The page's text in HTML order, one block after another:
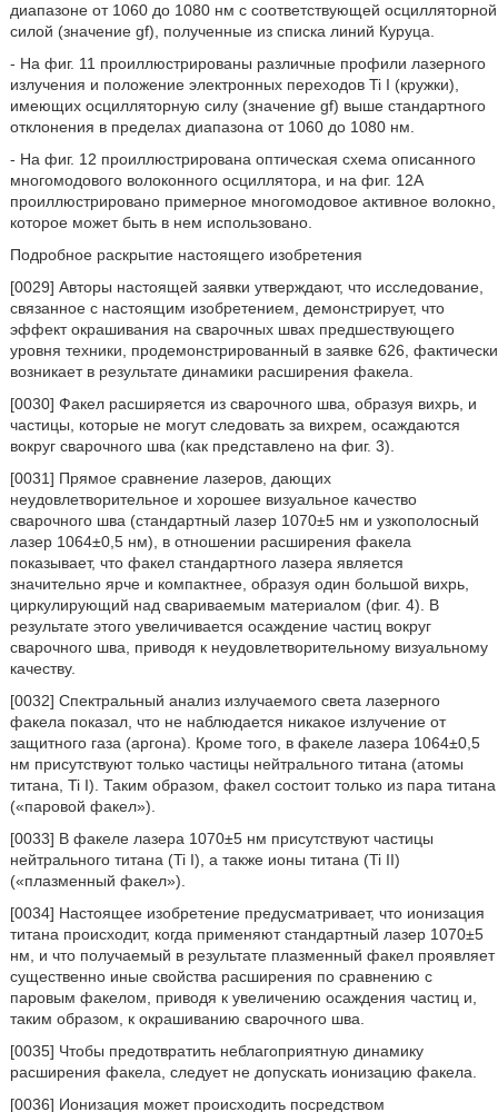
диапазоне от 1060 до 1080 нм с соответствующей осцилляторной
силой (значение gf), полученные из списка линий Куруца.
- На фиг. 11 проиллюстрированы различные профили лазерного
излучения и положение электронных переходов Ti I (кружки),
имеющих осцилляторную силу (значение gf) выше стандартного
отклонения в пределах диапазона от 1060 до 1080 нм.
- На фиг. 12 проиллюстрирована оптическая схема описанного
многомодового волоконного осциллятора, и на фиг. 12А
проиллюстрировано примерное многомодовое активное волокно,
которое может быть в нем использовано.
Подробное раскрытие настоящего изобретения
[0029] Авторы настоящей заявки утверждают, что исследование,
связанное с настоящим изобретением, демонстрирует, что
эффект окрашивания на сварочных швах предшествующего
уровня техники, продемонстрированный в заявке 626, фактически
возникает в результате динамики расширения факела.
[0030] Факел расширяется из сварочного шва, образуя вихрь, и
частицы, которые не могут следовать за вихрем, осаждаются
вокруг сварочного шва (как представлено на фиг. 3).
[0031] Прямое сравнение лазеров, дающих
неудовлетворительное и хорошее визуальное качество
сварочного шва (стандартный лазер 1070±5 нм и узкополосный
лазер 1064±0,5 нм), в отношении расширения факела
показывает, что факел стандартного лазера является
значительно ярче и компактнее, образуя один большой вихрь,
циркулирующий над свариваемым материалом (фиг. 4). В
результате этого увеличивается осаждение частиц вокруг
сварочного шва, приводя к неудовлетворительному визуальному
качеству.
[0032] Спектральный анализ излучаемого света лазерного
факела показал, что не наблюдается никакое излучение от
защитного газа (аргона). Кроме того, в факеле лазера 1064±0,5
нм присутствуют только частицы нейтрального титана (атомы
титана, Ti I). Таким образом, факел состоит только из пара титана
(«паровой факел»).
[0033] В факеле лазера 1070±5 нм присутствуют частицы
нейтрального титана (Ti I), а также ионы титана (Ti II)
(«плазменный факел»).
[0034] Настоящее изобретение предусматривает, что ионизация
титана происходит, когда применяют стандартный лазер 1070±5
нм, и что получаемый в результате плазменный факел проявляет
существенно иные свойства расширения по сравнению с
паровым факелом, приводя к увеличению осаждения частиц и,
таким образом, к окрашиванию сварочного шва.
[0035] Чтобы предотвратить неблагоприятную динамику
расширения факела, следует не допускать ионизацию факела.
[0036] Ионизация может происходить посредством